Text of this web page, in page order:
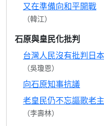
又在準備向和平開戰
（韓江）
石原與皇民化批判
台灣人民沒有批判日
（吳瓊恩）
向石原知事抗議
老皇民仍不忘謳歌老
（李壽林）